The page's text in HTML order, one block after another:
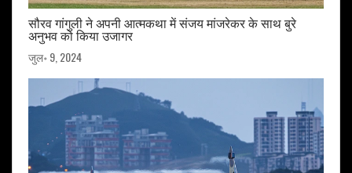
सौरव गांगुली ने अपनी आत्मकथा में संजय मांजरेकर के साथ बुरे
अनुभव को किया उजागर
जुल॰ 9, 2024